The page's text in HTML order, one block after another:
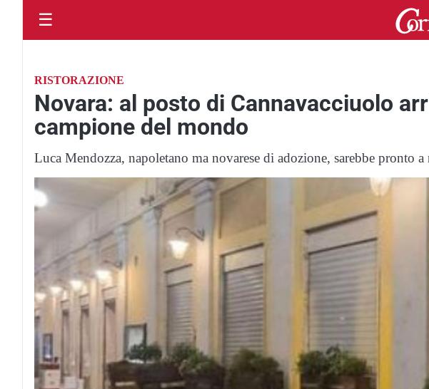
☰
RISTORAZIONE
Novara: al posto di Cannavacciuolo
campione del mondo
Luca Mendozza, napoletano ma novarese di adozione, sarebbe pronto